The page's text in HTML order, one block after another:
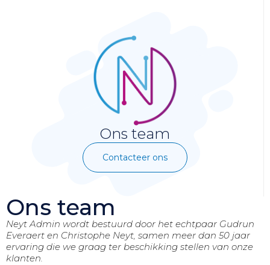
Ons team
Contacteer ons
Ons team
Neyt Admin wordt bestuurd door het echtpaar Gudrun
Everaert en Christophe Neyt, samen meer dan 50 jaar
ervaring die we graag ter beschikking stellen van onze
klanten.